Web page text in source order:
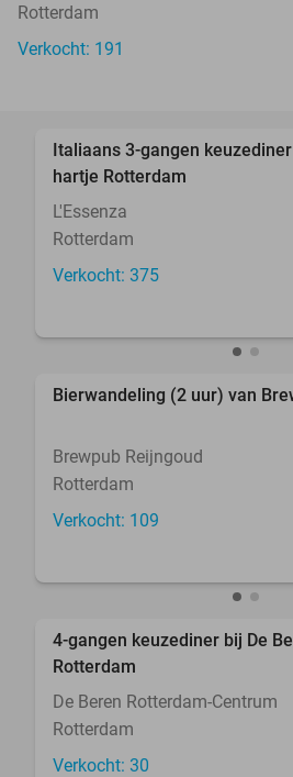
Rotterdam
Verkocht: 191
Italiaans 3-gangen
hartje Rotterdam
L'Essenza
Rotterdam
Verkocht: 375
Bierwandeling (2 uur) van
Brewpub Reijngoud
Rotterdam
Verkocht: 109
4-gangen keuzediner bij De
Rotterdam
De Beren Rotterdam-Centrum
Rotterdam
Verkocht: 30